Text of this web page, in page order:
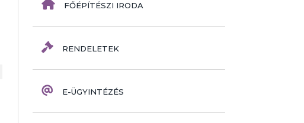
FŐÉPÍTÉSZI IRODA
RENDELETEK
E-ÜGYINTÉZÉS